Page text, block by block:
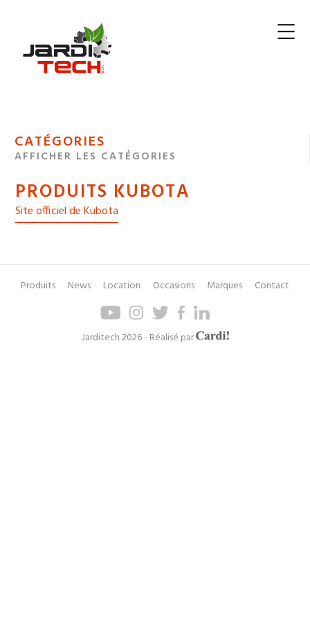
Jarditech
MENU
DE
DES
CATÉGORIES
AFFICHER LES CATÉGORIES
PRODUITS KUBOTA
Site officiel de Kubota
Pied
Menu
navigation
Produits News Location Occasions Marques Contact
Jarditech 2026 - Réalisé par
Axel